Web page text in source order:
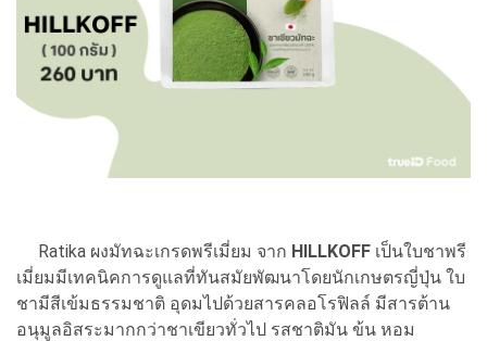
Ratika ผงมัทฉะเกรดพรีเมี่ยม จาก HILLKOFF เป็นใบชาพรี
เมี่ยมมีเทคนิคการดูแลที่ทันสมัยพัฒนาโดยนักเกษตรญี่ปุ่น ใบ
ชามีสีเข้มธรรมชาติ อุดมไปด้วยสารคลอโรฟิลล์ มีสารต้าน
อนุมูลอิสระมากกว่าชาเขียวทั่วไป รสชาติมัน ข้น หอม